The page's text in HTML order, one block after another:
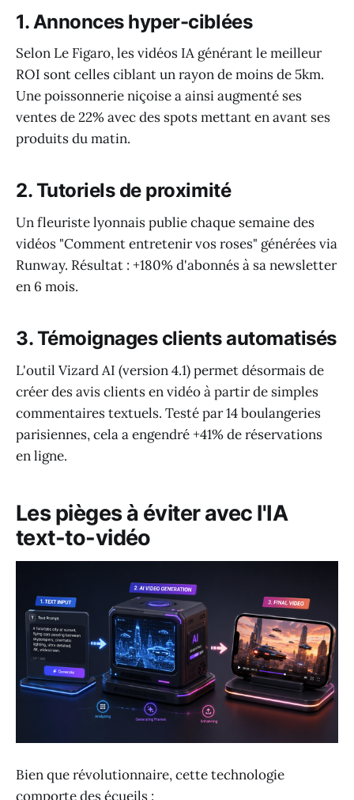
1. Annonces hyper-ciblées
Selon Le Figaro, les vidéos IA générant le meilleur
ROI sont celles ciblant un rayon de moins de 5km.
Une poissonnerie niçoise a ainsi augmenté ses
ventes de 22% avec des spots mettant en avant ses
produits du matin.
2. Tutoriels de proximité
Un fleuriste lyonnais publie chaque semaine des
vidéos "Comment entretenir vos roses" générées via
Runway. Résultat : +180% d'abonnés à sa newsletter
en 6 mois.
3. Témoignages clients automatisés
L'outil Vizard AI (version 4.1) permet désormais de
créer des avis clients en vidéo à partir de simples
commentaires textuels. Testé par 14 boulangeries
parisiennes, cela a engendré +41% de réservations
en ligne.
Les pièges à éviter avec l'IA
text-to-vidéo
Bien que révolutionnaire, cette technologie
comporte des écueils :